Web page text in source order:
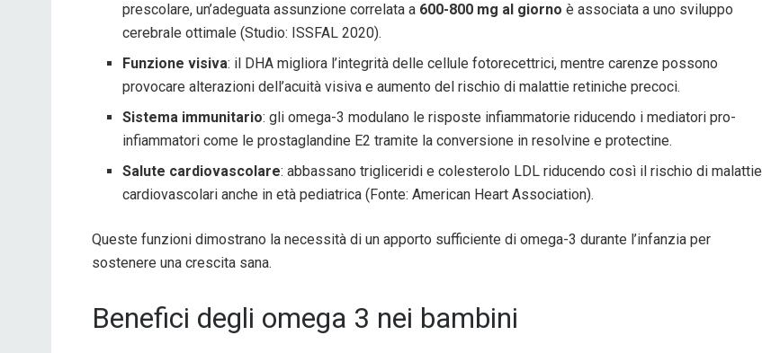
prescolare, un’adeguata assunzione correlata a 600-800 mg al giorno è associata a uno sviluppo
cerebrale ottimale (Studio: ISSFAL 2020).
Funzione visiva: il DHA migliora l’integrità delle cellule fotorecettrici, mentre carenze possono
provocare alterazioni dell’acuità visiva e aumento del rischio di malattie retiniche precoci.
Sistema immunitario: gli omega-3 modulano le risposte infiammatorie riducendo i mediatori pro-
infiammatori come le prostaglandine E2 tramite la conversione in resolvine e protectine.
Salute cardiovascolare: abbassano trigliceridi e colesterolo LDL riducendo così il rischio di malattie
cardiovascolari anche in età pediatrica (Fonte: American Heart Association).
Queste funzioni dimostrano la necessità di un apporto sufficiente di omega-3 durante l’infanzia per
sostenere una crescita sana.
Benefici degli omega 3 nei bambini